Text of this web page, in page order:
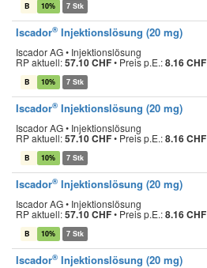
B 10% 7 Stk
Iscador® Injektionslösung (20 mg)
Iscador AG • Injektionslösung
RP aktuell:57.10 CHF• Preis p.E.:8.16 CHF
B 10% 7 Stk
Iscador® Injektionslösung (20 mg)
Iscador AG • Injektionslösung
RP aktuell:57.10 CHF• Preis p.E.:8.16 CHF
B 10% 7 Stk
Iscador® Injektionslösung (20 mg)
Iscador AG • Injektionslösung
RP aktuell:57.10 CHF• Preis p.E.:8.16 CHF
B 10% 7 Stk
Iscador® Injektionslösung (20 mg)